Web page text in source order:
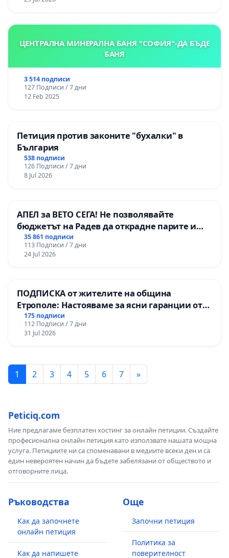
ЦЕНТРАЛНА МИНЕРАЛНА БАНЯ "СОФИЯ"-ДА БЪДЕ
БАНЯ
3 514 подписи
127 Подписи / 7 дни
12 Feb 2025
Петиция против законите "бухалки" в
България
538 подписи
126 Подписи / 7 дни
8 Jul 2026
АПЕЛ за ВЕТО СЕГА! Не позволявайте
бюджетът на Радев да открадне парите и
правата ни в тъмното
35 861 подписи
113 Подписи / 7 дни
24 Jul 2026
ПОДПИСКА от жителите на община
Етрополе: Настояваме за ясни гаранции от
“Елаците-МЕД” АД и от държавата, че ще се
изпълнят всички екологични норми!
175 подписи
112 Подписи / 7 дни
31 Jul 2026
1 2 3 4 5 6 7 »
Peticiq.com
Ние предлагаме безплатен хостинг за онлайн петиции. Създайте
професионална онлайн петиция като използвате нашата мощна
услуга. Петициите ни са споменавани в медиите всеки ден и са
един невероятен начин да бъдете забелязани от обществото и
отговорните лица.
Ръководства
Как да започнете
онлайн петиция
Как да напишете
Още
Започни петиция
Политика за
поверителност